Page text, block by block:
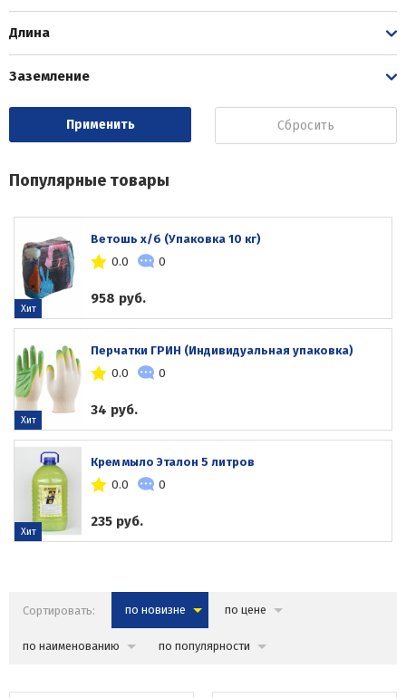
Длина
Заземление
Сбросить
Популярные товары
Ветошь х/б (Упаковка 10 кг)
0.0
0
958 руб.
Хит
Перчатки ГРИН (Индивидуальная упаковка)
0.0
0
34 руб.
Хит
Крем мыло Эталон 5 литров
0.0
0
235 руб.
Хит
Сортировать: по новизне по цене
по наименованию по популярности